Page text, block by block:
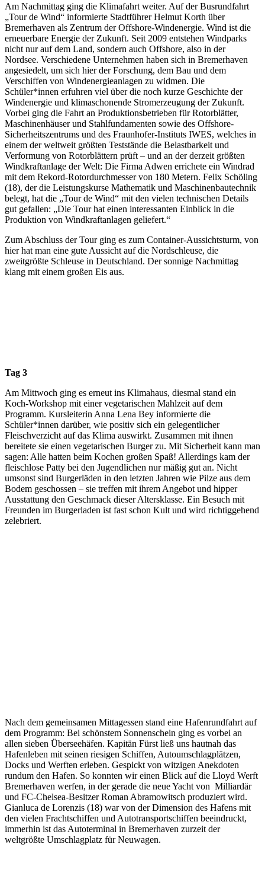
Am Nachmittag ging die Klimafahrt weiter. Auf der Busrundfahrt
„Tour de Wind“ informierte Stadtführer Helmut Korth über
Bremerhaven als Zentrum der Offshore-Windenergie. Wind ist die
erneuerbare Energie der Zukunft. Seit 2009 entstehen Windparks
nicht nur auf dem Land, sondern auch Offshore, also in der
Nordsee. Verschiedene Unternehmen haben sich in Bremerhaven
angesiedelt, um sich hier der Forschung, dem Bau und dem
Verschiffen von Windenergieanlagen zu widmen. Die
Schüler*innen erfuhren viel über die noch kurze Geschichte der
Windenergie und klimaschonende Stromerzeugung der Zukunft.
Vorbei ging die Fahrt an Produktionsbetrieben für Rotorblätter,
Maschinenhäuser und Stahlfundamenten sowie des Offshore-
Sicherheitszentrums und des Fraunhofer-Instituts IWES, welches in
einem der weltweit größten Teststände die Belastbarkeit und
Verformung von Rotorblättern prüft – und an der derzeit größten
Windkraftanlage der Welt: Die Firma Adwen errichete ein Windrad
mit dem Rekord-Rotordurchmesser von 180 Metern. Felix Schöling
(18), der die Leistungskurse Mathematik und Maschinenbautechnik
belegt, hat die „Tour de Wind“ mit den vielen technischen Details
gut gefallen: „Die Tour hat einen interessanten Einblick in die
Produktion von Windkraftanlagen geliefert.“
Zum Abschluss der Tour ging es zum Container-Aussichtsturm, von
hier hat man eine gute Aussicht auf die Nordschleuse, die
zweitgrößte Schleuse in Deutschland. Der sonnige Nachmittag
klang mit einem großen Eis aus.
Tag 3
Am Mittwoch ging es erneut ins Klimahaus, diesmal stand ein
Koch-Workshop mit einer vegetarischen Mahlzeit auf dem
Programm. Kursleiterin Anna Lena Bey informierte die
Schüler*innen darüber, wie positiv sich ein gelegentlicher
Fleischverzicht auf das Klima auswirkt. Zusammen mit ihnen
bereitete sie einen vegetarischen Burger zu. Mit Sicherheit kann man
sagen: Alle hatten beim Kochen großen Spaß! Allerdings kam der
fleischlose Patty bei den Jugendlichen nur mäßig gut an. Nicht
umsonst sind Burgerläden in den letzten Jahren wie Pilze aus dem
Bodem geschossen – sie treffen mit ihrem Angebot und hipper
Ausstattung den Geschmack dieser Altersklasse. Ein Besuch mit
Freunden im Burgerladen ist fast schon Kult und wird richtiggehend
zelebriert.
Nach dem gemeinsamen Mittagessen stand eine Hafenrundfahrt auf
dem Programm: Bei schönstem Sonnenschein ging es vorbei an
allen sieben Überseehäfen. Kapitän Fürst ließ uns hautnah das
Hafenleben mit seinen riesigen Schiffen, Autoumschlagplätzen,
Docks und Werften erleben. Gespickt von witzigen Anekdoten
rundum den Hafen. So konnten wir einen Blick auf die Lloyd Werft
Bremerhaven werfen, in der gerade die neue Yacht von Milliardär
und FC-Chelsea-Besitzer Roman Abramowitsch produziert wird.
Gianluca de Lorenzis (18) war von der Dimension des Hafens mit
den vielen Frachtschiffen und Autotransportschiffen beeindruckt,
immerhin ist das Autoterminal in Bremerhaven zurzeit der
weltgrößte Umschlagplatz für Neuwagen.